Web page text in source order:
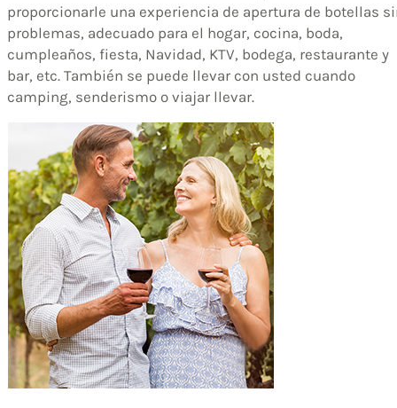
proporcionarle una experiencia de apertura de botellas
problemas, adecuado para el hogar, cocina, boda,
cumpleaños, fiesta, Navidad, KTV, bodega, restaurante y
bar, etc. También se puede llevar con usted cuando
camping, senderismo o viajar llevar.